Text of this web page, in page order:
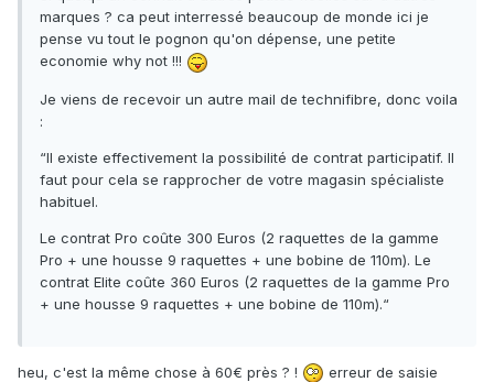
marques ? ca peut interressé beaucoup de monde ici je
pense vu tout le pognon qu'on dépense, une petite
economie why not !!!
Je viens de recevoir un autre mail de technifibre, donc voila
:
“Il existe effectivement la possibilité de contrat participatif. Il
faut pour cela se rapprocher de votre magasin spécialiste
habituel.
Le contrat Pro coûte 300 Euros (2 raquettes de la gamme
Pro + une housse 9 raquettes + une bobine de 110m). Le
contrat Elite coûte 360 Euros (2 raquettes de la gamme Pro
+ une housse 9 raquettes + une bobine de 110m).“
heu, c'est la même chose à 60€ près ? !
erreur de saisie